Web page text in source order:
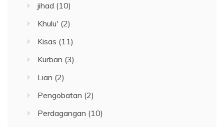
jihad (10)
Khulu' (2)
Kisas (11)
Kurban (3)
Lian (2)
Pengobatan (2)
Perdagangan (10)